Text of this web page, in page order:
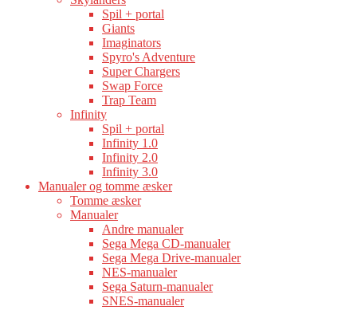
Spil + portal
Giants
Imaginators
Spyro's Adventure
Super Chargers
Swap Force
Trap Team
Infinity
Spil + portal
Infinity 1.0
Infinity 2.0
Infinity 3.0
Manualer og tomme æsker
Tomme æsker
Manualer
Andre manualer
Sega Mega CD-manualer
Sega Mega Drive-manualer
NES-manualer
Sega Saturn-manualer
SNES-manualer